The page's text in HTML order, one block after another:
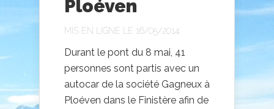
Ploéven
MIS EN LIGNE LE 16/05/2014
Durant le pont du 8 mai, 41
personnes sont partis avec un
autocar de la société Gagneux à
Ploéven dans le Finistère afin de